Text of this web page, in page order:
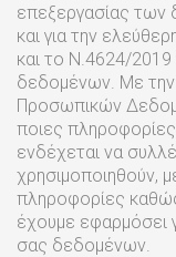
επεξεργασίας
και για την
και το Ν.4624/
δεδομένων. Με την
Προσωπικών
ποιες
ενδέχεται να
χρησιμοποιηθούν,
πληροφορίες
έχουμε εφαρμόσει
σας δεδομένων.